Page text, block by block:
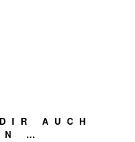
AUCH
…